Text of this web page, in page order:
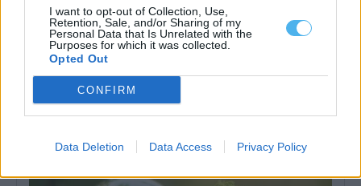
I want to opt-out of Collection, Use,
Retention, Sale, and/or Sharing of my
Personal Data that Is Unrelated with the
Purposes for which it was collected.
Opted Out
CONFIRM
Data Deletion Data Access Privacy Policy
Desemprego no Alentejo diminuiu 22,5% no primeiro semestre
de 2026: conheça os dados por concelho
O número de desempregados inscritos nos centros de emprego
dos 47 concelhos do Alentejo...
6 Agosto, 2026 - 11:21